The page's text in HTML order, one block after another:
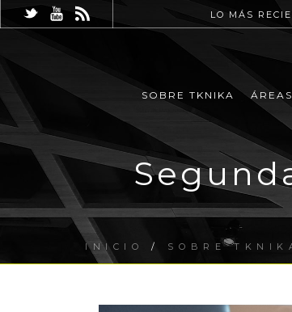
LO MÁS
SOBRE TKNIKA ÁREAS
INICIO / SOBRE